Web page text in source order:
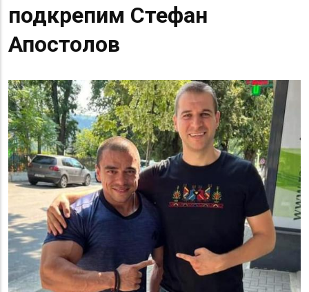
подкрепим Стефан
Апостолов